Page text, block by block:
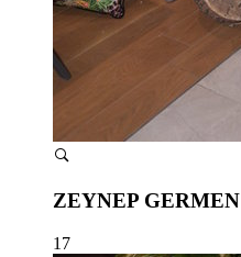
ZEYNEP GERMEN
17